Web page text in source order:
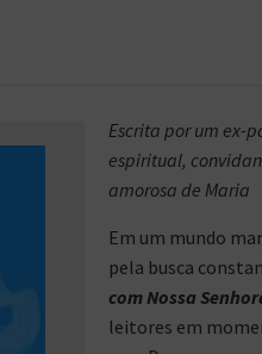
Escrita por um ex-
espiritual,
amorosa de Maria
Em um mundo
pela busca
com Nossa
leitores em